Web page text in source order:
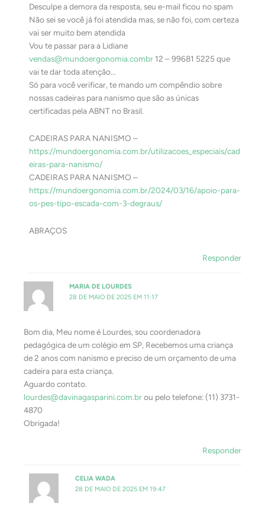
Desculpe a demora da resposta, seu e-mail ficou no spam
Não sei se você já foi atendida mas, se não foi, com certeza
vai ser muito bem atendida
Vou te passar para a Lidiane
vendas@mundoergonomia.combr 12 – 99681 5225 que
vai te dar toda atenção…
Só para você verificar, te mando um compêndio sobre
nossas cadeiras para nanismo que são as únicas
certificadas pela ABNT no Brasil.
CADEIRAS PARA NANISMO –
https://mundoergonomia.com.br/utilizacoes_especiais/cad
eiras-para-nanismo/
CADEIRAS PARA NANISMO –
https://mundoergonomia.com.br/2024/03/16/apoio-para-
os-pes-tipo-escada-com-3-degraus/
ABRAÇOS
Responder
MARIA DE LOURDES
28 DE MAIO DE 2025 EM 11:17
Bom dia, Meu nome é Lourdes, sou coordenadora
pedagógica de um colégio em SP, Recebemos uma criança
de 2 anos com nanismo e preciso de um orçamento de uma
cadeira para esta criança.
Aguardo contato.
lourdes@davinagasparini.com.brou pelo telefone: (11) 3731-
4870
Obrigada!
Responder
CELIA WADA
28 DE MAIO DE 2025 EM 19:47